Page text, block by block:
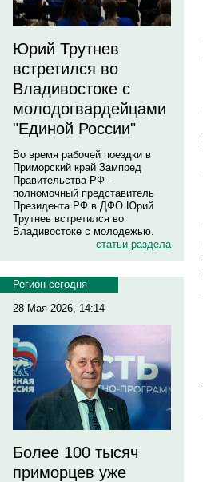
Юрий Трутнев
встретился во
Владивостоке с
молодогвардейцами
"Единой России"
Во время рабочей поездки в
Приморский край Зампред
Правительства РФ –
полномочный представитель
Президента РФ в ДФО Юрий
Трутнев встретился во
Владивостоке с молодежью.
статьи раздела
Регион сегодня
28 Мая 2026, 14:14
Более 100 тысяч
приморцев уже